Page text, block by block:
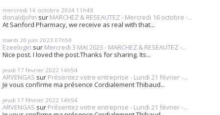
mercredi 16 octobre 2024 11h48
donaldjohn sur MARCHEZ & RESEAUTEZ - Mercredi 16 octobre -...
At Sanford Pharmacy, we receive as real with that...
mardi 20 juin 2023 07h50
Ezeelogin sur Mercredi 3 MAI 2023 - MARCHEZ & RESEAUTEZ -...
Nice post. I loved the post.Thanks for sharing. Its...
jeudi 17 février 2022 14h54
ARVENGAS sur Présentez votre entreprise - Lundi 21 février -...
Je vous confirme ma présence Cordialement Thibaud...
jeudi 17 février 2022 14h54
ARVENGAS sur Présentez votre entreprise - Lundi 21 février -...